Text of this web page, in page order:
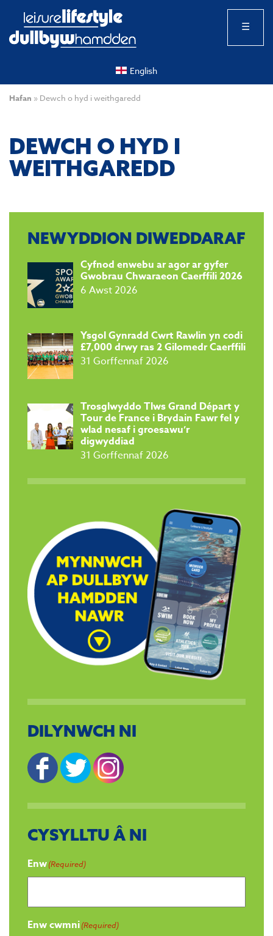
☰
English
Hafan » Dewch o hyd i weithgaredd
DEWCH O HYD I
WEITHGAREDD
NEWYDDION DIWEDDARAF
Cyfnod enwebu ar agor ar gyfer
Gwobrau Chwaraeon Caerffili 2026
6 Awst 2026
Ysgol Gynradd Cwrt Rawlin yn codi
£7,000 drwy ras 2 Gilomedr Caerffili
31 Gorffennaf 2026
Trosglwyddo Tlws Grand Départ y
Tour de France i Brydain Fawr fel y
wlad nesaf i groesawu’r
digwyddiad
31 Gorffennaf 2026
DILYNWCH NI
CYSYLLTU Â NI
Enw(Required)
Enw cwmni(Required)